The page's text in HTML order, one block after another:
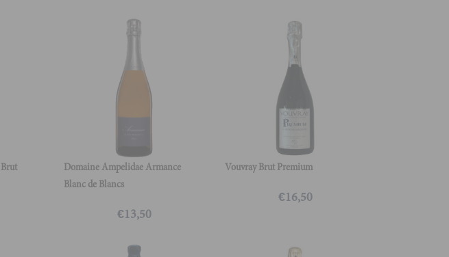
Domaine Ampelidae Armance
Blanc de Blancs
€13,50
Vouvray Brut Premium
€16,50